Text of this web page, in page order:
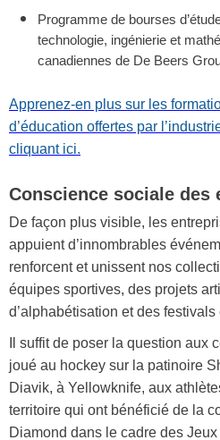
Programme de bourses
technologie, ingénierie et
canadiennes de De Beers
Apprenez-en plus sur les
d’éducation offertes par
cliquant ici.
Conscience sociale des
De façon plus visible, les
appuient d’innombrables
renforcent et unissent nos
équipes sportives, des projets
d’alphabétisation et des
Il suffit de poser la question aux
joué au hockey sur la patinoire
Diavik, à Yellowknife, aux
territoire qui ont bénéficié de la
Diamond dans le cadre des Jeux